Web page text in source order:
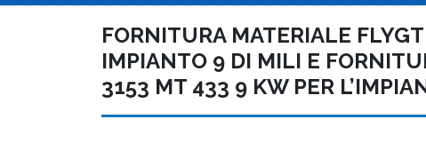
FORNITURA MATERIALE
IMPIANTO 9 DI MILI E
3153 MT 433 9 KW PER